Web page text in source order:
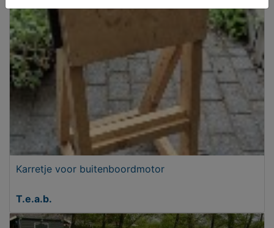
Karretje voor buitenboordmotor
T.e.a.b.